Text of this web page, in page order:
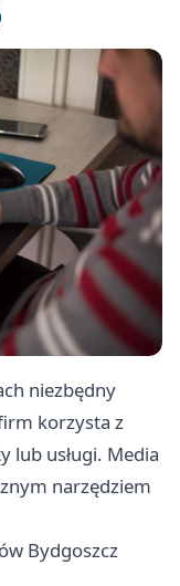
niezbędny
korzysta z
lub usługi. Media
narzędziem
Bydgoszcz